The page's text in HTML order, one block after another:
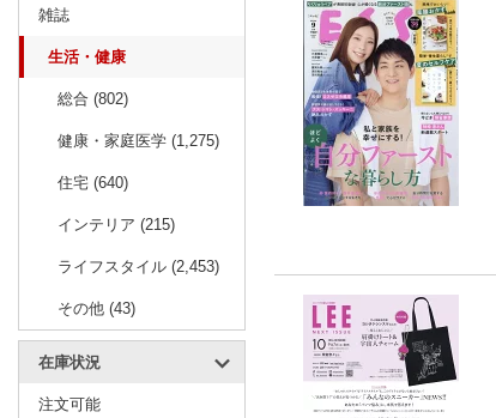
雑誌
生活・健康
総合 (802)
健康・家庭医学 (1,275)
住宅 (640)
インテリア (215)
ライフスタイル (2,453)
その他 (43)
在庫状況
注文可能